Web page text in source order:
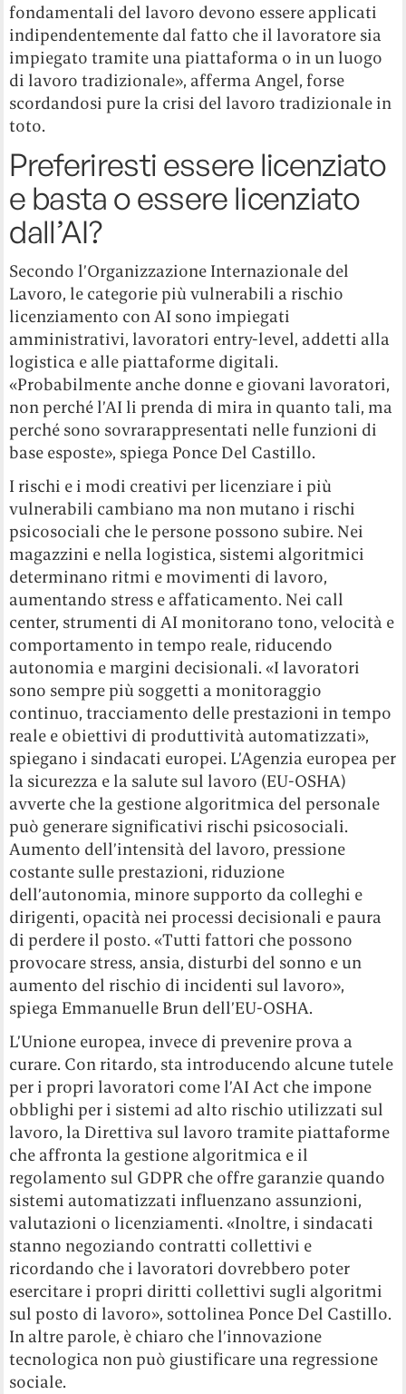
fondamentali del lavoro devono essere applicati
indipendentemente dal fatto che il lavoratore sia
impiegato tramite una piattaforma o in un luogo
di lavoro tradizionale», afferma Angel, forse
scordandosi pure la crisi del lavoro tradizionale in
toto.
Preferiresti essere licenziato
e basta o essere licenziato
dall’AI?
Secondo l’Organizzazione Internazionale del
Lavoro, le categorie più vulnerabili a rischio
licenziamento con AI sono impiegati
amministrativi, lavoratori entry-level, addetti alla
logistica e alle piattaforme digitali.
«Probabilmente anche donne e giovani lavoratori,
non perché l’AI li prenda di mira in quanto tali, ma
perché sono sovrarappresentati nelle funzioni di
base esposte», spiega Ponce Del Castillo.
I rischi e i modi creativi per licenziare i più
vulnerabili cambiano ma non mutano i rischi
psicosociali che le persone possono subire. Nei
magazzini e nella logistica, sistemi algoritmici
determinano ritmi e movimenti di lavoro,
aumentando stress e affaticamento. Nei call
center, strumenti di AI monitorano tono, velocità e
comportamento in tempo reale, riducendo
autonomia e margini decisionali. «I lavoratori
sono sempre più soggetti a monitoraggio
continuo, tracciamento delle prestazioni in tempo
reale e obiettivi di produttività automatizzati»,
spiegano i sindacati europei. L’Agenzia europea per
la sicurezza e la salute sul lavoro (EU-OSHA)
avverte che la gestione algoritmica del personale
può generare significativi rischi psicosociali.
Aumento dell’intensità del lavoro, pressione
costante sulle prestazioni, riduzione
dell’autonomia, minore supporto da colleghi e
dirigenti, opacità nei processi decisionali e paura
di perdere il posto. «Tutti fattori che possono
provocare stress, ansia, disturbi del sonno e un
aumento del rischio di incidenti sul lavoro»,
spiega Emmanuelle Brun dell’EU-OSHA.
L’Unione europea, invece di prevenire prova a
curare. Con ritardo, sta introducendo alcune tutele
per i propri lavoratori come l’AI Act che impone
obblighi per i sistemi ad alto rischio utilizzati sul
lavoro, la Direttiva sul lavoro tramite piattaforme
che affronta la gestione algoritmica e il
regolamento sul GDPR che offre garanzie quando
sistemi automatizzati influenzano assunzioni,
valutazioni o licenziamenti. «Inoltre, i sindacati
stanno negoziando contratti collettivi e
ricordando che i lavoratori dovrebbero poter
esercitare i propri diritti collettivi sugli algoritmi
sul posto di lavoro», sottolinea Ponce Del Castillo.
In altre parole, è chiaro che l’innovazione
tecnologica non può giustificare una regressione
sociale.